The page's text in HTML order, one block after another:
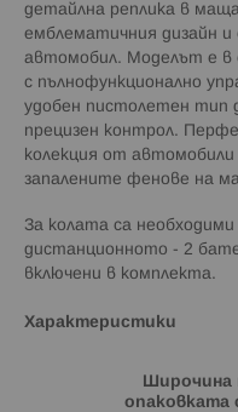
детайлна реплика в
емблематичния дизайн и
автомобил. Моделът е в
с пълнофункционално
удобен пистолетен тип
прецизен контрол.
колекция от
запалените фенове на
За колата са
дистанционното - 2
включени в комплекта.
Характеристики
Широчина
опаковката